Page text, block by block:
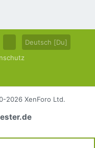
Deutsch [Du]
2026 XenForo Ltd.